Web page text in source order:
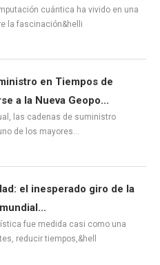
cuántica ha vivido en una
la fascinación&helli
en Tiempos de
a la Nueva Geopo...
las cadenas de suministro
de los mayores…
el inesperado giro de la
fue medida casi como una
reducir tiempos,&hell